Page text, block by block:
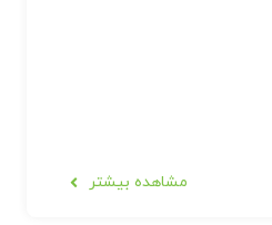
مشاهده بیشتر